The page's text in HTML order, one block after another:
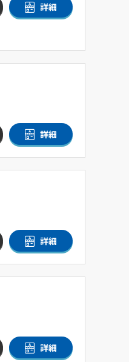
詳細
詳細
詳細
詳細